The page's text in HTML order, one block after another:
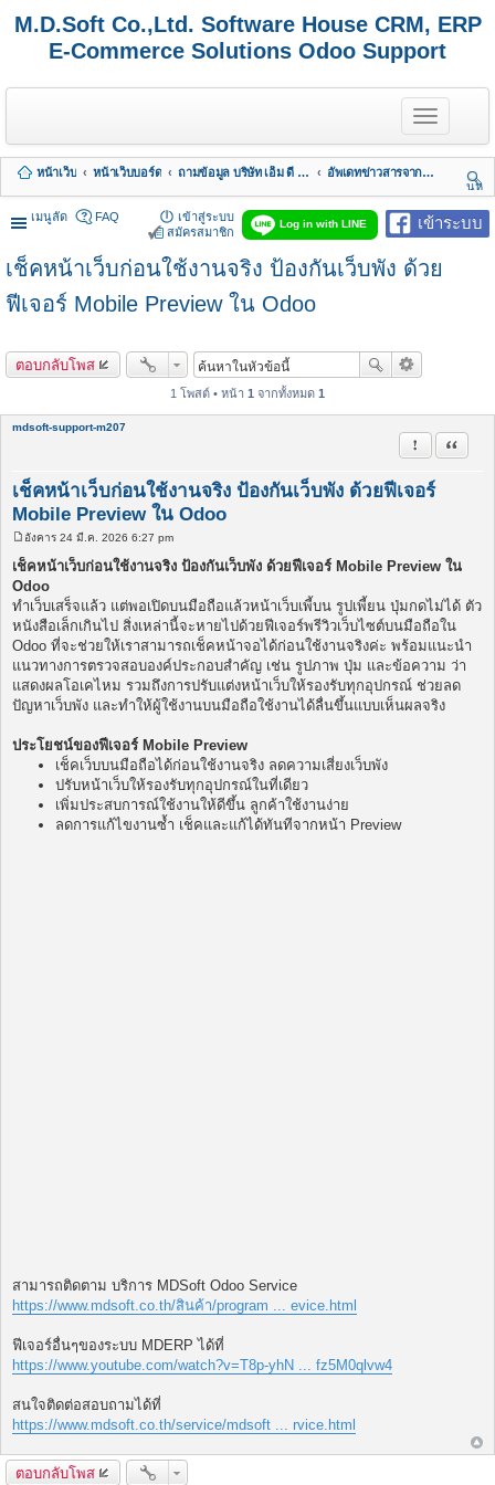
M.D.Soft Co.,Ltd. Software House CRM, ERP
E-Commerce Solutions Odoo Support
T
o
g
l
e
n
a
i
g
หน้าเว็บ หน้าเว็บบอร์ด ถามข้อมูล บริษัท เอ็ม ดี ซอฟต์ จำกัด
อัพเดทข่าวสารจากทางบริษัท
นห
า
เมนูลัด
เข้าระบบ
Log in with LINE
FAQ
เข้าสู่ระบบ
สมัครสมาชิก
เช็คหน้าเว็บก่อนใช้งานจริง ป้องกันเว็บพัง ด้วย
ฟีเจอร์ Mobile Preview ใน Odoo
ตอบกลับโพส
1 โพสต์ • หน้า 1 จากทั้งหมด 1
mdsoft-support-m207
เช็คหน้าเว็บก่อนใช้งานจริง ป้องกันเว็บพัง ด้วยฟีเจอร์
Mobile Preview ใน Odoo
รายงานในข้
อ้างคำ
พ
ส
ต์
อังคาร 24 มี.ค. 2026 6:27 pm
เช็คหน้าเว็บก่อนใช้งานจริง ป้องกันเว็บพัง ด้วยฟีเจอร์ Mobile Preview ใน
Odoo
ทำเว็บเสร็จแล้ว แต่พอเปิดบนมือถือแล้วหน้าเว็บเพี้บน รูปเพี้ยน ปุ่มกดไม่ได้ ตัว
หนังสือเล็กเกินไป สิ่งเหล่านี้จะหายไปด้วยฟีเจอร์พรีวิวเว็บไซต์บนมือถือใน
Odoo ที่จะช่วยให้เราสามารถเช็คหน้าจอได้ก่อนใช้งานจริงค่ะ พร้อมแนะนำ
แนวทางการตรวจสอบองค์ประกอบสำคัญ เช่น รูปภาพ ปุ่ม และข้อความ ว่า
แสดงผลโอเคไหม รวมถึงการปรับแต่งหน้าเว็บให้รองรับทุกอุปกรณ์ ช่วยลด
ปัญหาเว็บพัง และทำให้ผู้ใช้งานบนมือถือใช้งานได้ลื่นขึ้นแบบเห็นผลจริง
ประโยชน์ของฟีเจอร์ Mobile Preview
เช็คเว็บบนมือถือได้ก่อนใช้งานจริง ลดความเสี่ยงเว็บพัง
ปรับหน้าเว็บให้รองรับทุกอุปกรณ์ในที่เดียว
เพิ่มประสบการณ์ใช้งานให้ดีขึ้น ลูกค้าใช้งานง่าย
ลดการแก้ไขงานซ้ำ เช็คและแก้ได้ทันทีจากหน้า Preview
สามารถติดตาม บริการ MDSoft Odoo Service
https://www.mdsoft.co.th/สินค้า/program ... evice.html
ฟีเจอร์อื่นๆของระบบ MDERP ได้ที่
https://www.youtube.com/watch?v=T8p-yhN ... fz5M0qlvw4
สนใจติดต่อสอบถามได้ที่
https://www.mdsoft.co.th/service/mdsoft ... rvice.html
ตอบกลับโพส